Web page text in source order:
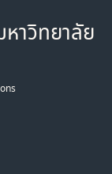
าวิทยาลัย